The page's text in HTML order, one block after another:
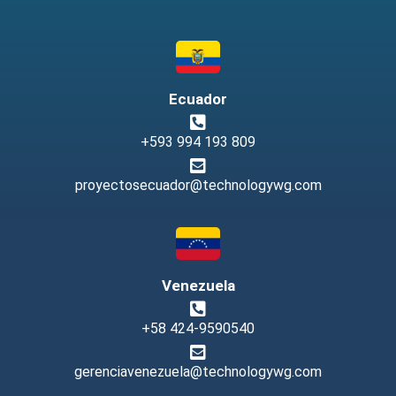
Ecuador
+593 994 193 809
proyectosecuador@technologywg.com
Venezuela
+58 424-9590540
gerenciavenezuela@technologywg.com